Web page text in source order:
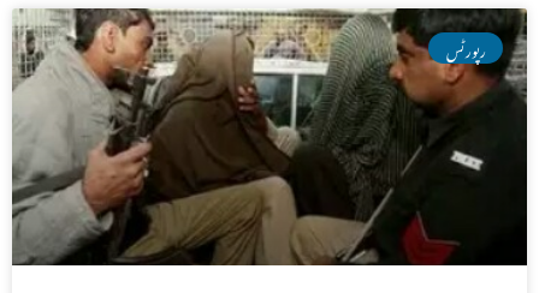
رپورٹس